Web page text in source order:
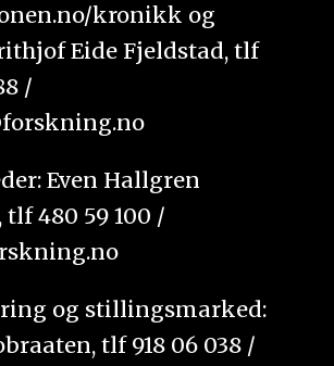
kronikk og
Eide Fjeldstad, tlf
/
Even Hallgren
tlf 480 59 100 /
og stillingsmarked:
tlf 918 06 038 /